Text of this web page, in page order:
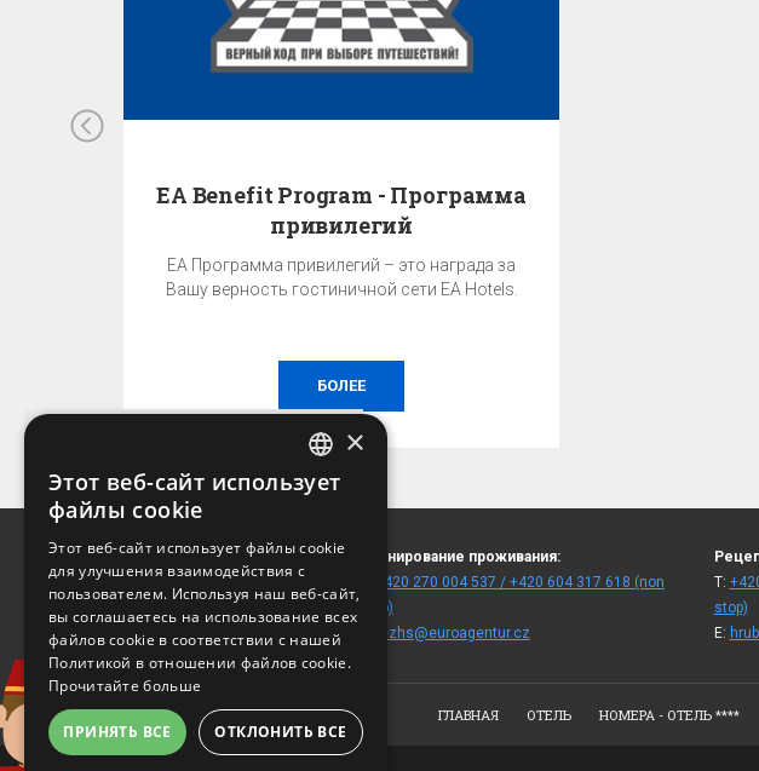
ГАРАНТИЯ ЛУЧШЕЙ ЦЕНЫ!
Лучшую цену можно получить только при
бронировании на этом сайте!
УЗНАТЬ ЦЕНУ И НАЛИЧИЕ
EA Benefit Program - Программа
привилегий
EA Программа привилегий – это награда за
Вашу верность гостиничной сети EA Hotels.
БОЛЕЕ
Hrubá Skála 1
511 01 Turnov
Бронирование проживания:
+420 270 004 537 / +420 604 317 618 (non
stop)
rezhs@euroagentur.cz
T:
stop)
E:
ГЛАВНАЯ ОТЕЛЬ НОМЕРА - ОТЕЛЬ ****
CZECH
RUSSIAN
×
Этот веб-сайт использует
файлы cookie
Этот веб-сайт использует файлы cookie
для улучшения взаимодействия с
пользователем. Используя наш веб-сайт,
вы соглашаетесь на использование всех
файлов cookie в соответствии с нашей
Политикой в ​​отношении файлов cookie.
Прочитайте больше
ПРИНЯТЬ ВСЕ ОТКЛОНИТЬ ВСЕ